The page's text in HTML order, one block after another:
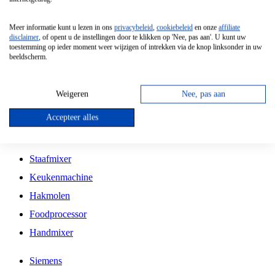
Vrijstaande Magnetron
Vrijstaande Kookplaat
Inbouw Gaskookplaat
Inbouw Keramische Kookplaat
Kookplaat Accessoires
Staafmixer
Keukenmachine
Hakmolen
Foodprocessor
Handmixer
Siemens
Meer informatie kunt u lezen in ons privacybeleid, cookiebeleid en onze affiliate
disclaimer, of opent u de instellingen door te klikken op 'Nee, pas aan'. U kunt uw
toestemming op ieder moment weer wijzigen of intrekken via de knop linksonder in uw
beeldscherm.
Weigeren Nee, pas aan
Accepteer alles